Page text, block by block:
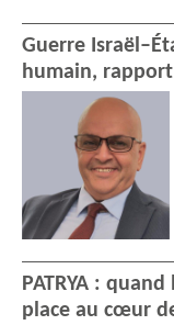
Guerre
humain,
PATRYA :
place au cœur